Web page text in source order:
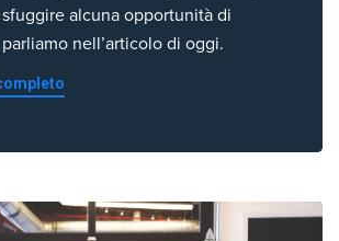
alcuna opportunità di
nell’articolo di oggi.